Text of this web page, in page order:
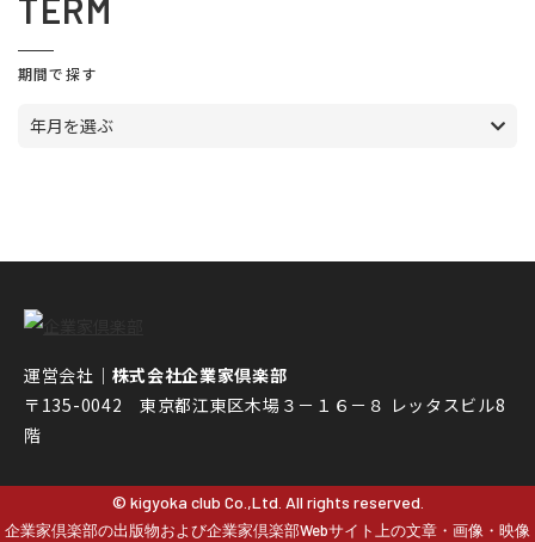
TERM
期間で探す
年月を選ぶ
運営会社｜ 株式会社企業家倶楽部
〒135-0042 東京都江東区木場３－１６－８ レッタスビル8
階
© kigyoka club Co.,Ltd. All rights reserved.
企業家倶楽部の出版物および企業家倶楽部Webサイト上の文章・画像・映像